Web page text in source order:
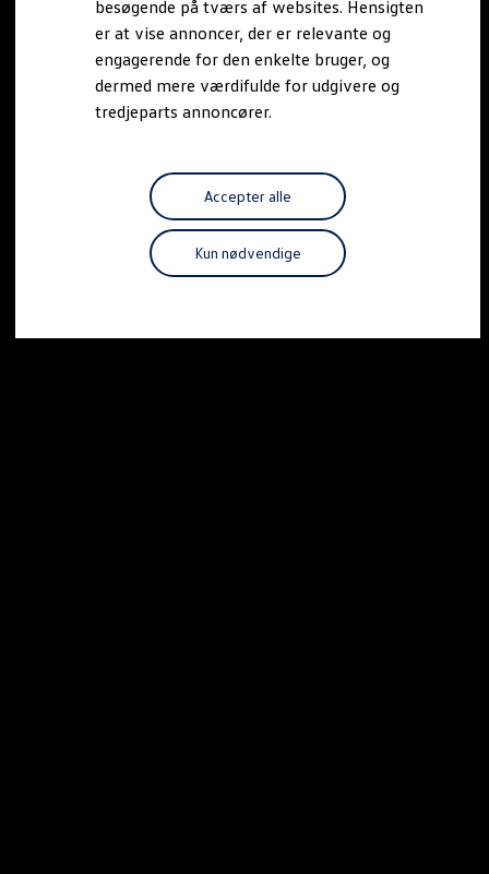
besøgende på tværs af websites. Hensigten
er at vise annoncer, der er relevante og
engagerende for den enkelte bruger, og
dermed mere værdifulde for udgivere og
tredjeparts annoncører.
Accepter alle
Kun nødvendige
Forbind mobiltelefonen med bilen
Opdateringer til software, kort og radio
Fleet Interface Data
MinVolkswagen
Digital instruktionsbog
Tilbehør
Fordele ved at vælge autoriseret værksted til din
Om Volkswagen
Nyheder
Tilmeld nyhedsbrev
Pressemeddelser
Kalenderbillede